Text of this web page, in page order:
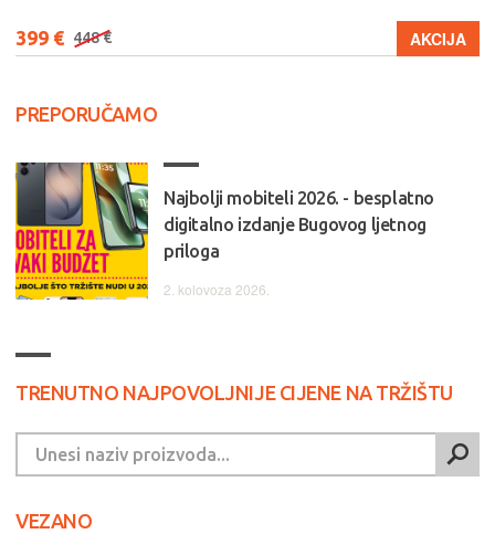
399 € 448 € AKCIJA
PREPORUČAMO
Najbolji mobiteli 2026. - besplatno
digitalno izdanje Bugovog ljetnog
priloga
2. kolovoza 2026.
TRENUTNO NAJPOVOLJNIJE CIJENE NA TRŽIŠTU
VEZANO